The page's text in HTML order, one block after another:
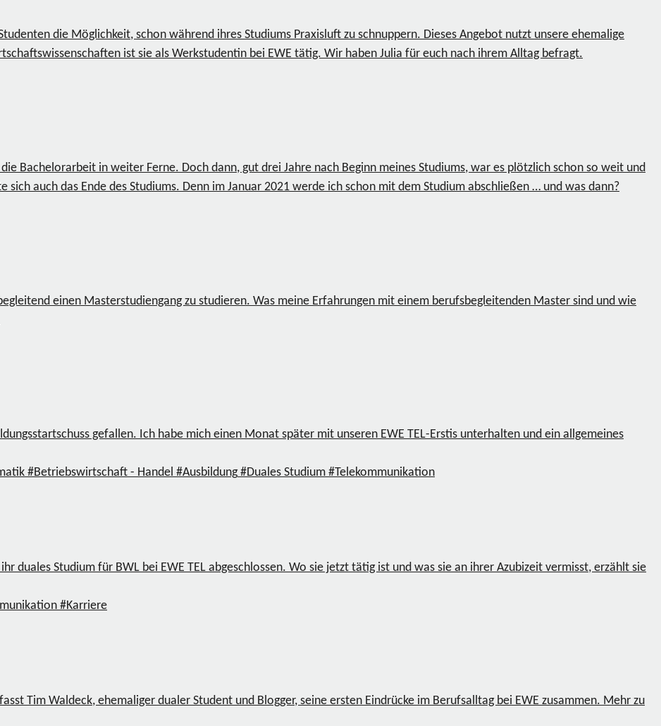
die Möglichkeit, schon während ihres Studiums Praxisluft zu schnuppern. Dieses Angebot nutzt unsere ehemalige
ist sie als Werkstudentin bei EWE tätig. Wir haben Julia für euch nach ihrem Alltag befragt.
Bachelorarbeit in weiter Ferne. Doch dann, gut drei Jahre nach Beginn meines Studiums, war es plötzlich schon so weit und
auch das Ende des Studiums. Denn im Januar 2021 werde ich schon mit dem Studium abschließen … und was dann?
einen Masterstudiengang zu studieren. Was meine Erfahrungen mit einem berufsbegleitenden Master sind und wie
gefallen. Ich habe mich einen Monat später mit unseren EWE TEL-Erstis unterhalten und ein allgemeines
#Betriebswirtschaft - Handel #Ausbildung #Duales Studium #Telekommunikation
duales Studium für BWL bei EWE TEL abgeschlossen. Wo sie jetzt tätig ist und was sie an ihrer Azubizeit vermisst, erzählt sie
#Karriere
Tim Waldeck, ehemaliger dualer Student und Blogger, seine ersten Eindrücke im Berufsalltag bei EWE zusammen. Mehr zu